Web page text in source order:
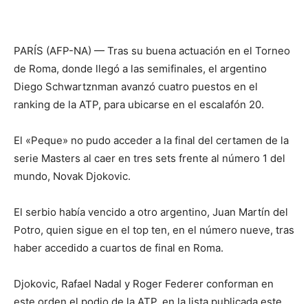
PARÍS (AFP-NA) — Tras su buena actuación en el Torneo
de Roma, donde llegó a las semifinales, el argentino
Diego Schwartznman avanzó cuatro puestos en el
ranking de la ATP, para ubicarse en el escalafón 20.
El «Peque» no pudo acceder a la final del certamen de la
serie Masters al caer en tres sets frente al número 1 del
mundo, Novak Djokovic.
El serbio había vencido a otro argentino, Juan Martín del
Potro, quien sigue en el top ten, en el número nueve, tras
haber accedido a cuartos de final en Roma.
Djokovic, Rafael Nadal y Roger Federer conforman en